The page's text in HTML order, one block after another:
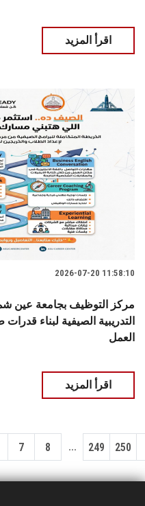
اقرأ المزيد
2026-07-20 11:58:10
مركز التوظيف بجامعة عين
التدريبية الصيفية لبناء
العمل
اقرأ المزيد
7 8 ... 249 250